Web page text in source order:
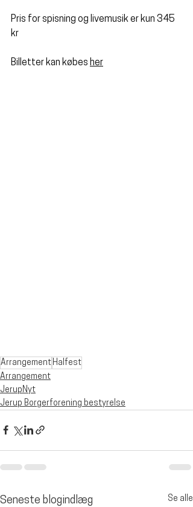
Pris for spisning og livemusik er kun 345
kr
Billetter kan købes her
Arrangement Halfest
Arrangement
JerupNyt
Jerup Borgerforening bestyrelse
Seneste blogindlæg Se alle